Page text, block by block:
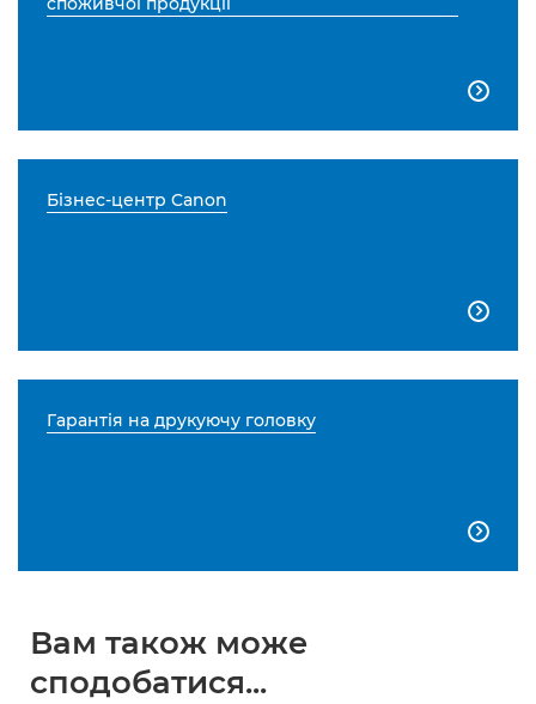

Бізнес-центр Canon

Гарантія на друкуючу головку

Вам також може
сподобатися...